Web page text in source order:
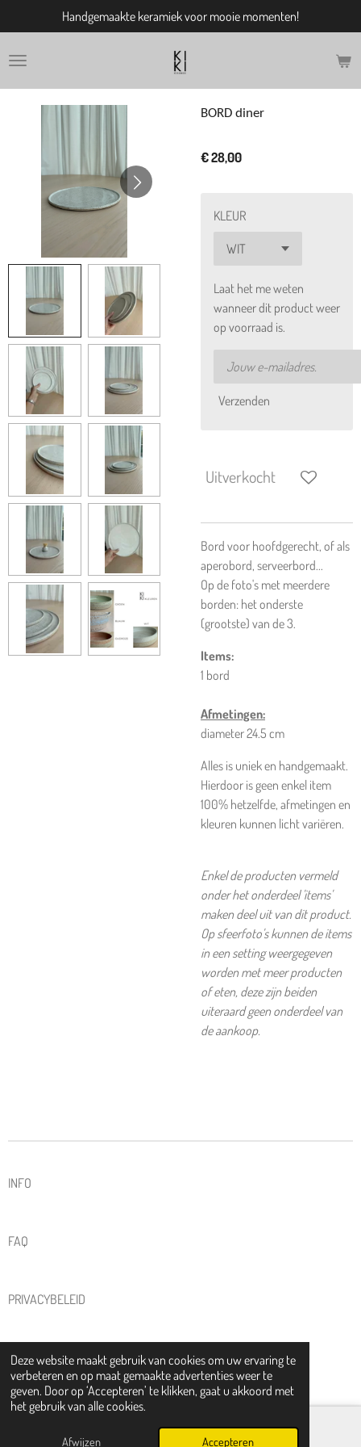
Deze website maakt gebruik van cookies om uw ervaring te
verbeteren en op maat gemaakte advertenties weer te
geven. Door op ‘Accepteren’ te klikken, gaat u akkoord met
het gebruik van alle cookies.
Afwijzen Accepteren
direct
naar
Handgemaakte keramiek voor mooie momenten!
BORD diner
€ 28,00
KLEUR
Laat het me weten
wanneer dit product weer
op voorraad is.
Verzenden
Uitverkocht
Bord voor hoofdgerecht, of als
aperobord, serveerbord...
Op de foto's met meerdere
borden: het onderste
(grootste) van de 3.
Items:
1 bord
Afmetingen:
diameter 24.5 cm
Alles is uniek en handgemaakt.
Hierdoor is geen enkel item
100% hetzelfde, afmetingen en
kleuren kunnen licht variëren.
Enkel de producten vermeld
onder het onderdeel 'items'
maken deel uit van dit product.
Op sfeerfoto's kunnen de items
in een setting weergegeven
worden met meer producten
of eten, deze zijn beiden
uiteraard geen onderdeel van
de aankoop.
INFO
FAQ
PRIVACYBELEID
ALGEMENE VOORWAARDEN
© 2025 - 2026 KIKI KERAMIEK